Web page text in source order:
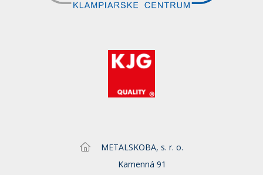
METALSKOBA, s. r. o.
Kamenná 91